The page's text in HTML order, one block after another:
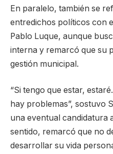
En paralelo, también se
entredichos políticos con
Pablo Luque, aunque
interna y remarcó que su
gestión municipal.
“Si tengo que estar,
hay problemas”, sostuvo
una eventual candidatura
sentido, remarcó que no
desarrollar su vida